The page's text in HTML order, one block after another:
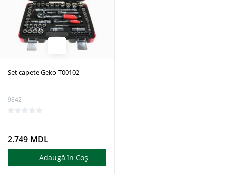
Set capete Geko T00102
9842
2.749 MDL
Adaugă în Coş